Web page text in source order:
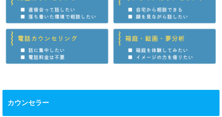
カウンセラー